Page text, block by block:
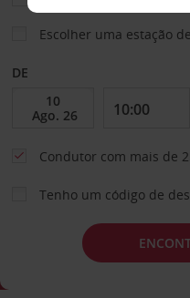
Escolher uma estação
DE
Condutor com mais de
Tenho um código de